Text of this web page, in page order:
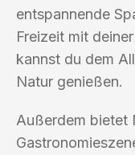
entspannende
Freizeit mit
kannst du dem
Natur genießen.
Außerdem bietet